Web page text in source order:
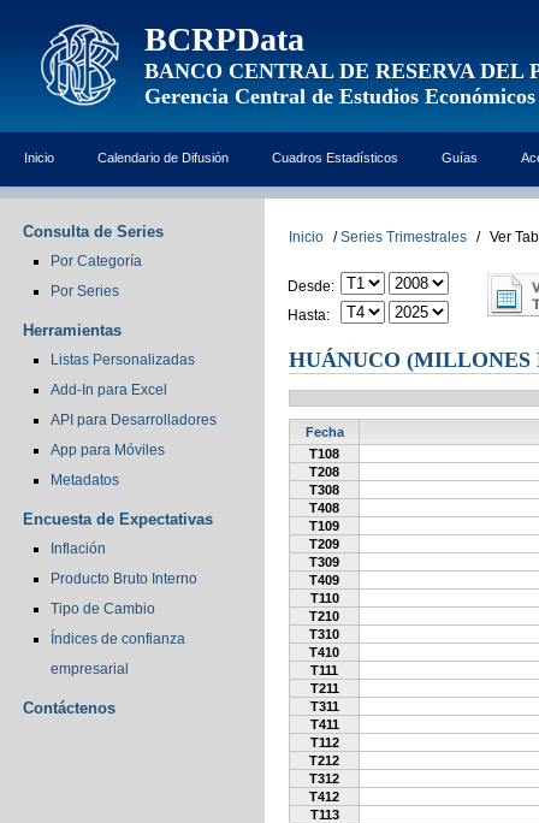
BCRPData
BANCO CENTRAL DE RESERVA DEL
Gerencia Central de Estudios Económicos
Inicio Calendario de Difusión Cuadros Estadísticos Guías
Consulta de Series
Por Categoría
Por Series
Herramientas
Listas Personalizadas
Add-In para Excel
API para Desarrolladores
App para Móviles
Metadatos
Encuesta de Expectativas
Inflación
Producto Bruto Interno
Tipo de Cambio
Índices de confianza
empresarial
Contáctenos
Inicio / Series Trimestrales / Ver
Desde:
Hasta:
HUÁNUCO (MILLONES
Fecha
T108
T208
T308
T408
T109
T209
T309
T409
T110
T210
T310
T410
T111
T211
T311
T411
T112
T212
T312
T412
T113